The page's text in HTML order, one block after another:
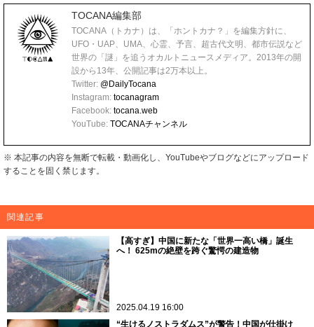
TOCANA編集部
TOCANA（トカナ）は、「ホントカナ？」を編集方針に、
UFO・UAP、UMA、心霊、予言、超古代文明、都市伝説など
世界の「謎」を追うオカルトニュースメディア。2013年の開
設から13年、公開記事は2万本以上。
Twitter: @DailyTocana
Instagram: tocanagram
Facebook: tocana.web
YouTube: TOCANAチャンネル
※ 本記事の内容を無断で転載・動画化し、YouTubeやブログなどにアップロード
することを固く禁じます。
関連記事
【高すぎ】中国に新たな「世界一高い橋」誕生
へ！ 625mの絶壁を跨ぐ驚愕の建造物
2025.04.19 16:00
“生けるノストラダムス”が警告！中国が仕掛け